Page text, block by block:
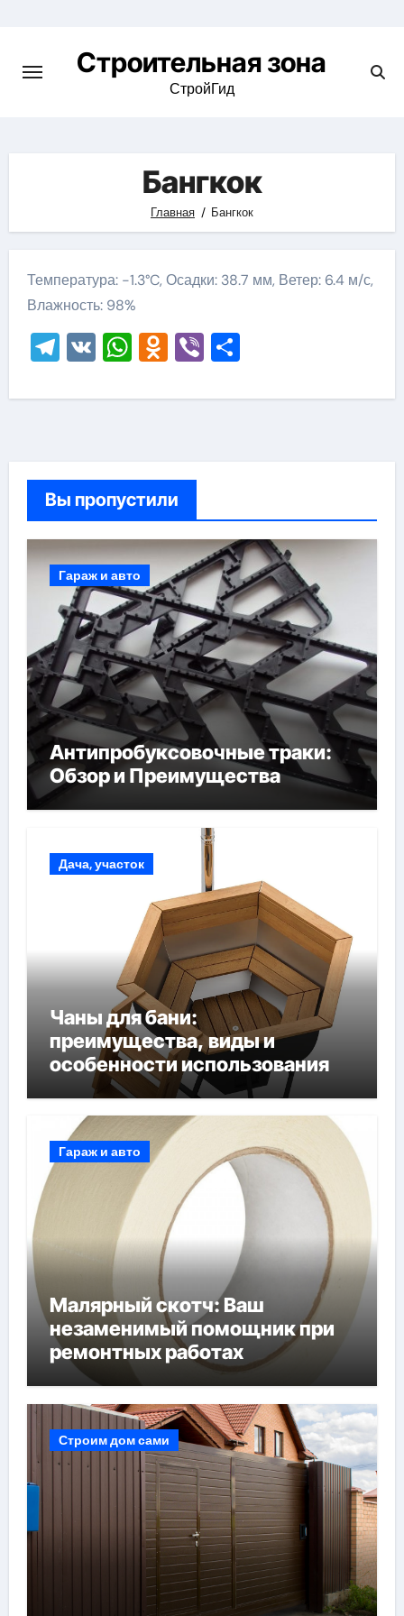
content
Строительная зона
СтройГид
Бангкок
Главная Бангкок
Температура: -1.3°C, Осадки: 38.7 мм, Ветер: 6.4 м/с,
Влажность: 98%
Telegram
VKWhatsApp
Odnoklassniki
ViberОтправить
Вы пропустили
Гараж и авто
Антипробуксовочные траки:
Обзор и Преимущества
Дача, участок
Чаны для бани:
преимущества, виды и
особенности использования
Гараж и авто
Малярный скотч: Ваш
незаменимый помощник при
ремонтных работах
Строим дом сами